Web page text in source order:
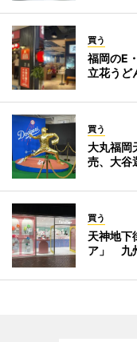
買う
福岡のE
立花うど
買う
大丸福岡
売、大谷
買う
天神地下
ア」 九